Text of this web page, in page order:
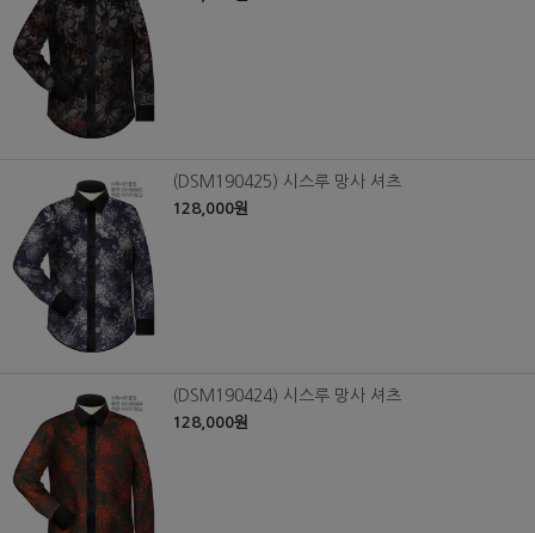
(DSM190425) 시스루 망사 셔츠
128,000원
(DSM190424) 시스루 망사 셔츠
128,000원